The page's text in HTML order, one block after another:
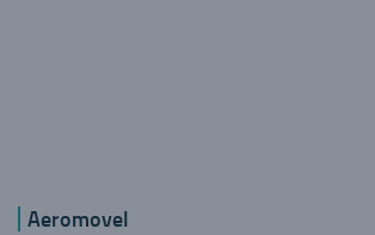
Aeromovel